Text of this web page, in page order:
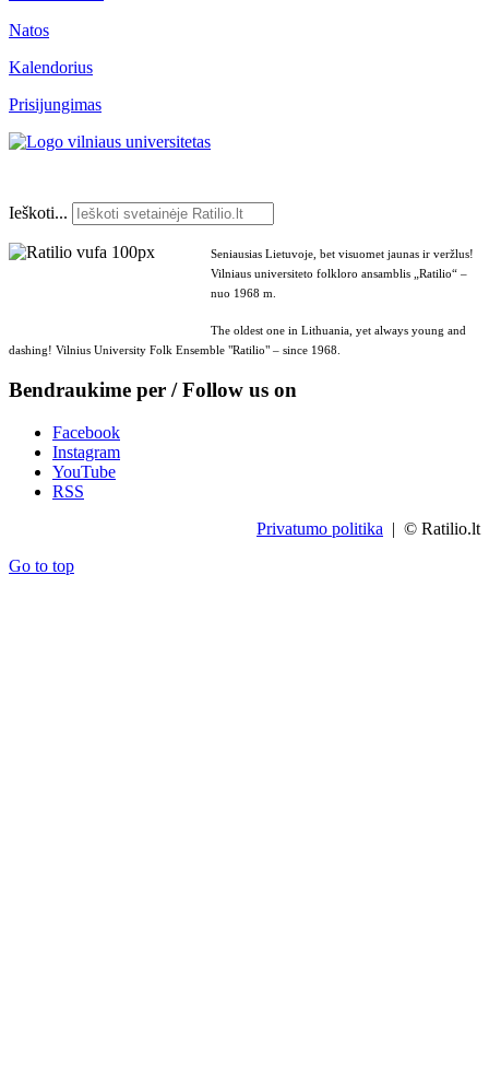
Natos
Kalendorius
Prisijungimas
Ieškoti...
Seniausias Lietuvoje, bet visuomet jaunas ir veržlus!
Vilniaus universiteto folkloro ansamblis „Ratilio“ –
nuo 1968 m.
The oldest one in Lithuania, yet always young and
dashing! Vilnius University Folk Ensemble "Ratilio" – since 1968.
Bendraukime per / Follow us on
Facebook
Instagram
YouTube
RSS
Privatumo politika | © Ratilio.lt
Go to top